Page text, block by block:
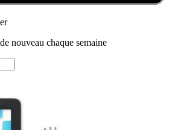
nouveau chaque semaine